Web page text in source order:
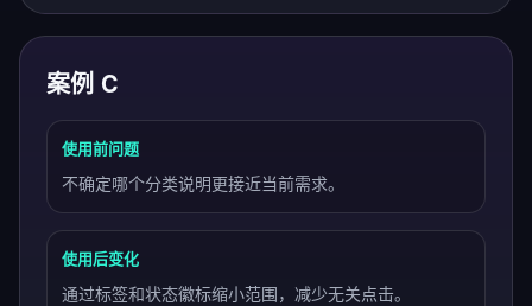
案例 C
使用前问题
不确定哪个分类说明更接近当前需求。
使用后变化
通过标签和状态徽标缩小范围，减少无关点击。